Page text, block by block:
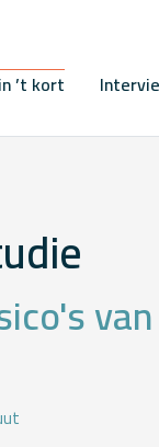
’t kort